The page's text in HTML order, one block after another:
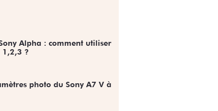
Alpha : comment utiliser
?
photo du Sony A7 V à